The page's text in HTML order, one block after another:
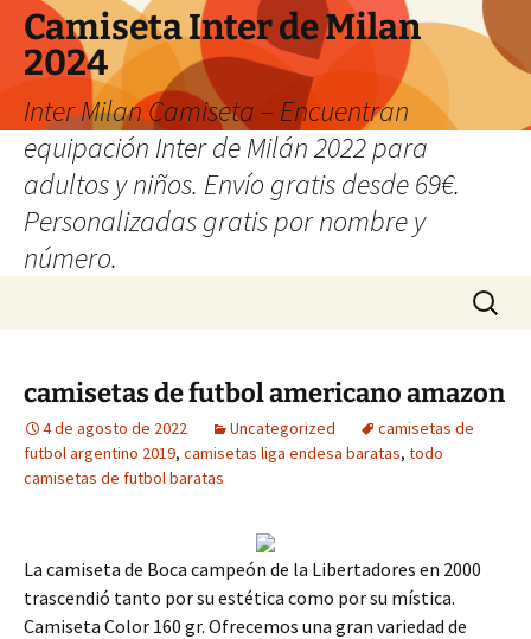
Camiseta Inter de Milan
2024
Inter Milan Camiseta – Encuentran
equipación Inter de Milán 2022 para
adultos y niños. Envío gratis desde 69€.
Personalizadas gratis por nombre y
número.
Buscar:
camisetas de futbol americano amazon
4 de agosto de 2022 Uncategorized
camisetas de
futbol argentino 2019, camisetas liga endesa baratas, todo
camisetas de futbol baratas
La camiseta de Boca campeón de la Libertadores en 2000
trascendió tanto por su estética como por su mística.
Camiseta Color 160 gr. Ofrecemos una gran variedad de